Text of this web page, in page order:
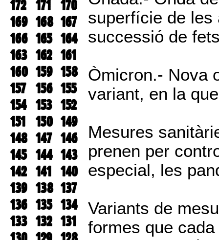
172 171 170
169 168 167
166 165 164
163 162 161
160 159 158
157 156 155
154 153 152
151
150 149
148 147 146
145 144 143
142 141 140
139 138 137
136 135 134
133 132 131
superfície de les
successió de
Òmicron.- Nova
variant, en la
Mesures
prenen per
especial, les
Variants de
formes que